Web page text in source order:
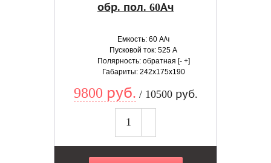
обр. пол. 60Ач
Емкость: 60 А/ч
Пусковой ток: 525 А
Полярность: обратная [- +]
Габариты: 242x175x190
9800 руб. / 10500 руб.